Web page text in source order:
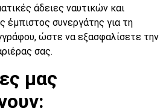
άδειες ναυτικών και
έμπιστος συνεργάτης για τη
ώστε να εξασφαλίσετε την
σας.
μας